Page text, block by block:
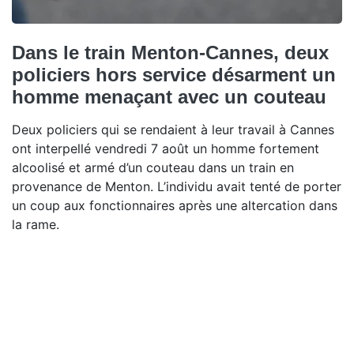
Dans le train Menton-Cannes, deux
policiers hors service désarment un
homme menaçant avec un couteau
Deux policiers qui se rendaient à leur travail à Cannes
ont interpellé vendredi 7 août un homme fortement
alcoolisé et armé d’un couteau dans un train en
provenance de Menton. L’individu avait tenté de porter
un coup aux fonctionnaires après une altercation dans
la rame.